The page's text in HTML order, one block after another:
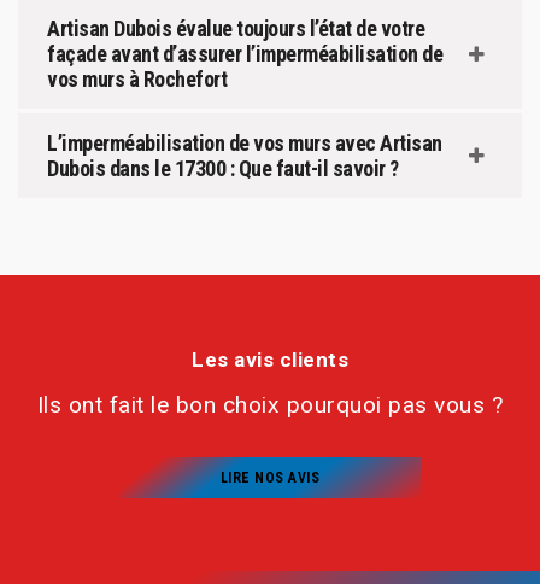
Artisan Dubois évalue toujours l’état de votre
façade avant d’assurer l’imperméabilisation de
vos murs à Rochefort
L’imperméabilisation de vos murs avec Artisan
Dubois dans le 17300 : Que faut-il savoir ?
Les avis clients
Ils ont fait le bon choix pourquoi pas vous ?
LIRE NOS AVIS